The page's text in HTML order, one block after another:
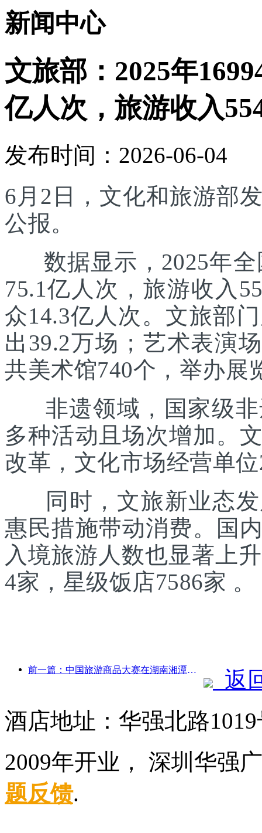
新闻中心
文旅部：2025年
亿人次，旅游收入
发布时间：2026-06-04
6月2日，文化和旅游部
公报。
数据显示，2025年全
75.1亿人次，旅游收入
众14.3亿人次。文旅部
出39.2万场；艺术表演
共美术馆740个，举办展
非遗领域，国家级非
多种活动且场次增加。
改革，文化市场经营单
同时，文旅新业态发
惠民措施带动消费。国
入境旅游人数也显著上
4家，星级饭店7586家 。
前一篇：中国旅游商品大赛在湖南湘潭成功举办
返
酒店地址：华强北路
2009年开业， 深圳华
题反馈.